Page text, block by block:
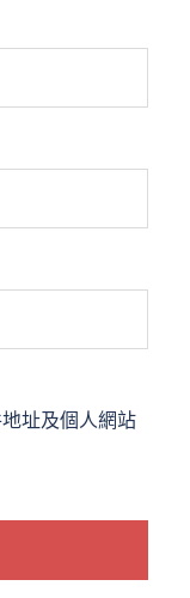
址及個人網站